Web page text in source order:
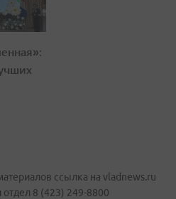
ссылка на vladnews.ru
8 (423) 249-8800